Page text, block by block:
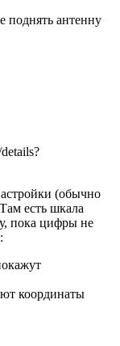
поднять антенну
(обычно
есть шкала
пока цифры не
координаты